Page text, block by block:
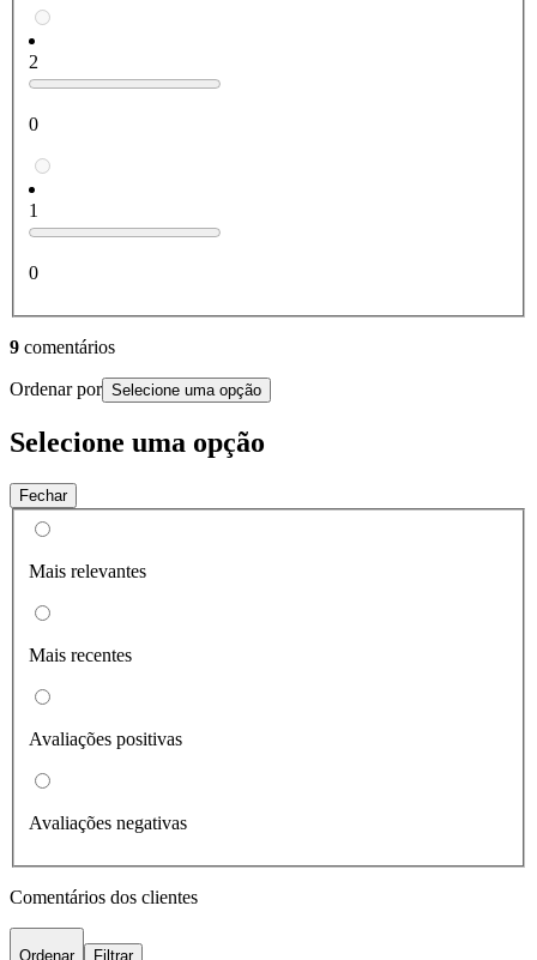
2
0
1
0
9 comentários
Ordenar por Selecione uma opção
Selecione uma opção
Fechar
Mais relevantes
Mais recentes
Avaliações positivas
Avaliações negativas
Comentários dos clientes
Ordenar Filtrar